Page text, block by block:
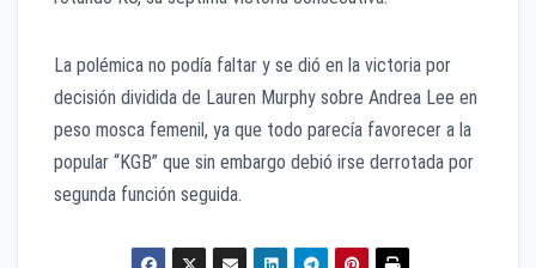
La polémica no podía faltar y se dió en la victoria por
decisión dividida de Lauren Murphy sobre Andrea Lee en
peso mosca femenil, ya que todo parecía favorecer a la
popular “KGB” que sin embargo debió irse derrotada por
segunda función seguida.